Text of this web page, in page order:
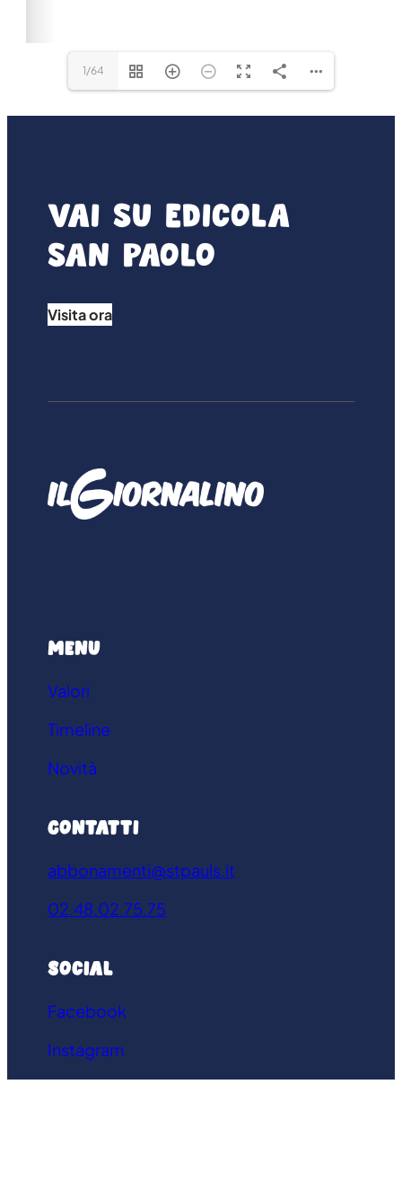
1/64
Vai su Edicola
san paolo
Visita ora
menu
Valori
Timeline
Novità
Contatti
abbonamenti@stpauls.it
02.48.02.75.75
Social
Facebook
Instagram